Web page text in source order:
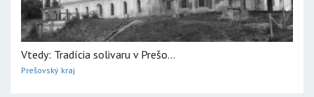
Vtedy: Tradícia solivaru v Prešo...
Prešovský kraj